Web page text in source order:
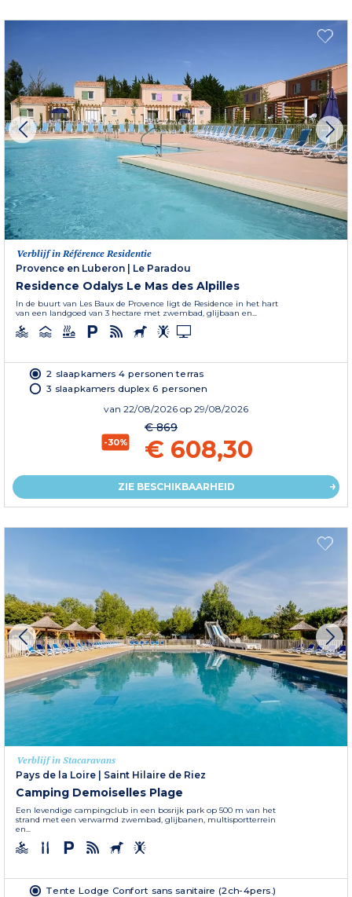
Verblijf in Référence Residentie
Provence en Luberon | Le Paradou
Residence Odalys Le Mas des Alpilles
In de buurt van Les Baux de Provence ligt de Residence in het hart
van een landgoed van 3 hectare met zwembad, glijbaan en...
2 slaapkamers 4 personen terras
3 slaapkamers duplex 6 personen
van 22/08/2026 op 29/08/2026
-30%
€ 869
€ 608,30
ZIE BESCHIKBAARHEID
Verblijf in Stacaravans
Pays de la Loire | Saint Hilaire de Riez
Camping Demoiselles Plage
Een levendige campingclub in een bosrijk park op 500 m van het
strand met een verwarmd zwembad, glijbanen, multisportterrein
en...
Tente Lodge Confort sans sanitaire (2ch-4pers.)